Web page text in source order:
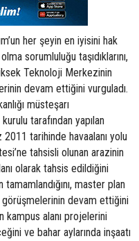
her şeyin en iyisini hak
sorumluluğu taşıdıklarını,
Teknoloji Merkezinin
devam ettiğini vurguladı.
müsteşarı
tarafından yapılan
tarihinde havaalanı yolu
tahsisli olunan arazinin
olarak tahsis edildiğini
master plan
görüşmelerinin devam ettiğini
kampus alanı projelerini
ve bahar aylarında inşaatı